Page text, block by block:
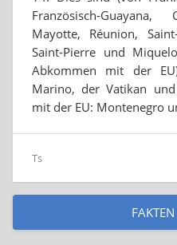
Französisch-Guayana,
Mayotte, Réunion,
Saint-Pierre und
Abkommen mit der
Marino, der Vatikan
mit der EU: Montenegro
Ts